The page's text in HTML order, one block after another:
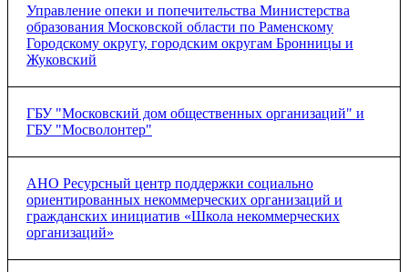
Соглашение о сотрудничестве
Управление опеки и попечительства Министерства
образования Московской области по Раменскому
Городскому округу, городским округам Бронницы и
Жуковский
Соглашение о сотрудничестве
ГБУ "Московский дом общественных организаций" и
ГБУ "Мосволонтер"
АНО Ресурсный центр поддержки социально
ориентированных некоммерческих организаций и
гражданских инициатив «Школа некоммерческих
организаций»